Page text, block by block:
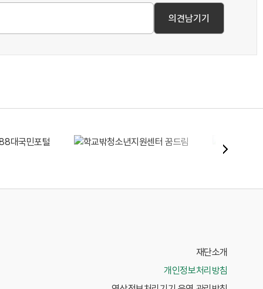
재단소개
개인정보처리방침